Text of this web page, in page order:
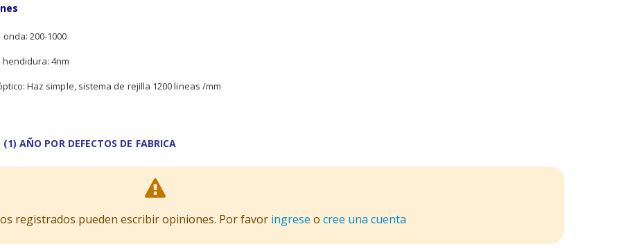
200-1000
hendidura: 4nm
Haz simple, sistema de rejilla 1200 lineas /mm
AÑO POR DEFECTOS DE FABRICA
registrados pueden escribir opiniones. Por favor ingrese o cree una cuenta